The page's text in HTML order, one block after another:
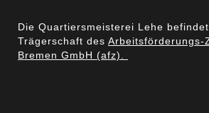
Die Quartiersmeisterei Lehe
Trägerschaft des Arbeitsförderungs-
Bremen GmbH (afz).